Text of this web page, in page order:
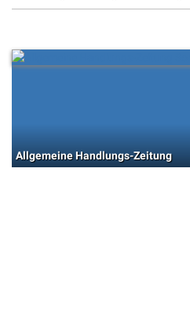
Allgemeine Handlungs-Zeitung